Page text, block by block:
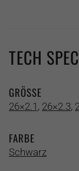
TECH
GRÖSSE
26×2.1 , 26×2.3,
FARBE
Schwarz